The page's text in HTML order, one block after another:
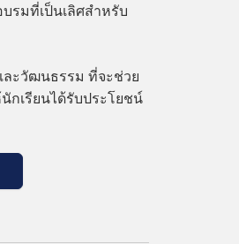
รมที่เป็นเลิศสำหรับ
ะวัฒนธรรม ที่จะช่วย
กเรียนได้รับประโยชน์